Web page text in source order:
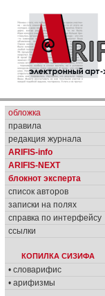
обложка
правила
редакция журнала
ARIFIS-info
ARIFIS-NEXT
блокнот эксперта
список авторов
записки на полях
справка по интерфейсу
ссылки
КОПИЛКА СИЗИФА
• словарифис
• арифизмы